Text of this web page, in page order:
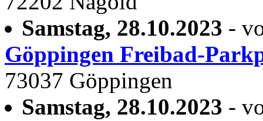
Samstag, 28.10.2023 -
Göppingen Freibad-
73037 Göppingen
Samstag, 28.10.2023 -